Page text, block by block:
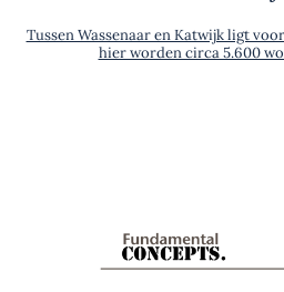
Tussen Wassenaar en Katwijk ligt
hier worden circa 5.600